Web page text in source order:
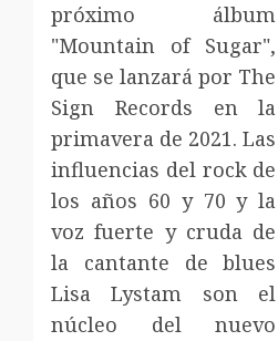
próximo álbum
"Mountain of Sugar",
que se lanzará por The
Sign Records en la
primavera de 2021. Las
influencias del rock de
los años 60 y 70 y la
voz fuerte y cruda de
la cantante de blues
Lisa Lystam son el
núcleo del nuevo